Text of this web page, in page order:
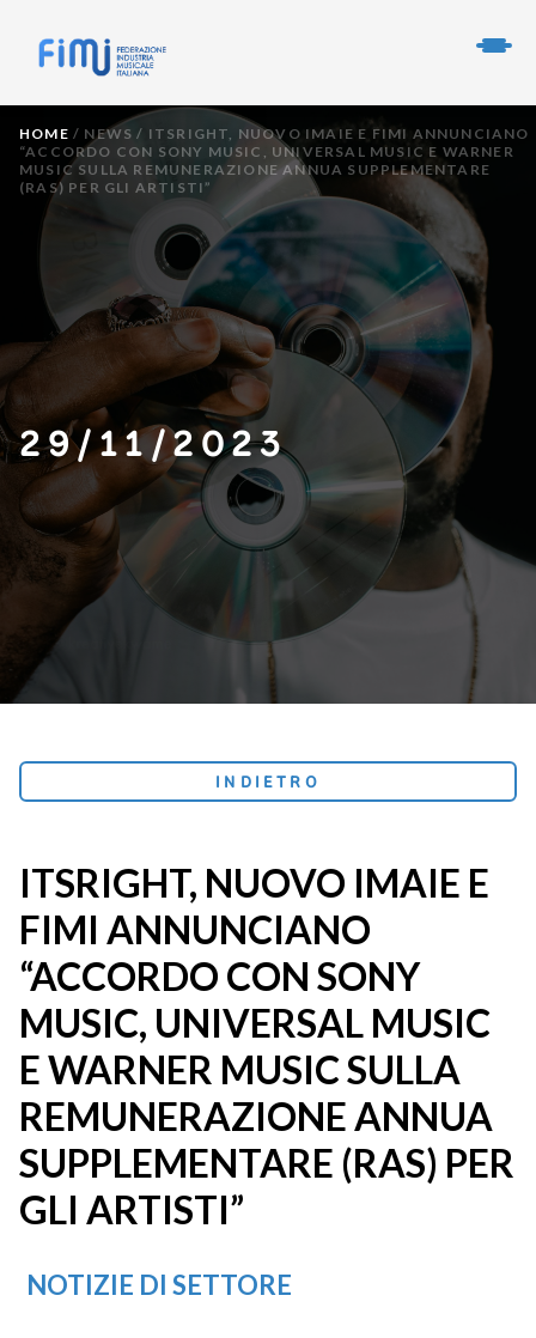
HOME / NEWS / ITSRIGHT, NUOVO IMAIE E FIMI ANNUNCIANO
“ACCORDO CON SONY MUSIC, UNIVERSAL MUSIC E WARNER
MUSIC SULLA REMUNERAZIONE ANNUA SUPPLEMENTARE
(RAS) PER GLI ARTISTI”
29/11/2023
INDIETRO
ITSRIGHT, NUOVO IMAIE E
FIMI ANNUNCIANO
“ACCORDO CON SONY
MUSIC, UNIVERSAL MUSIC
E WARNER MUSIC SULLA
REMUNERAZIONE ANNUA
SUPPLEMENTARE (RAS) PER
GLI ARTISTI”
NOTIZIE DI SETTORE